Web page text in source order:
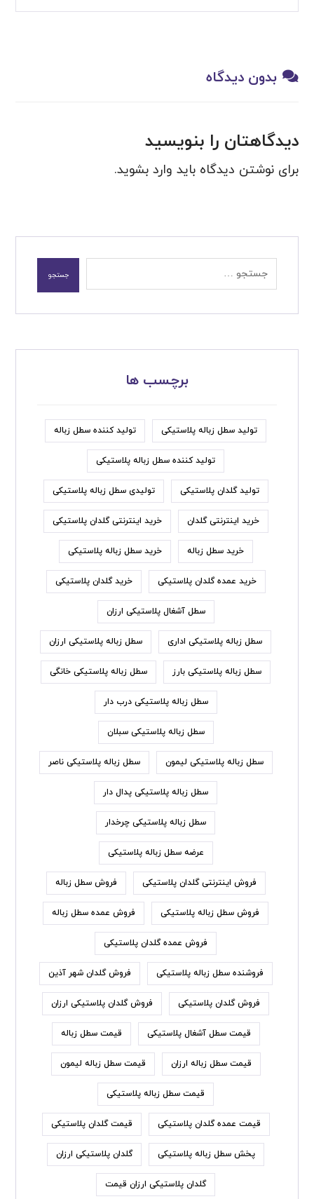
بدون دیدگاه
دیدگاهتان را بنویسید
برای نوشتن دیدگاه باید وارد بشوید.
برچسب ها
تولید سطل زباله پلاستیکی تولید کننده سطل زباله
تولید کننده سطل زباله پلاستیکی
تولید گلدان پلاستیکی تولیدی سطل زباله پلاستیکی
خرید اینترنتی گلدان خرید اینترنتی گلدان پلاستیکی
خرید سطل زباله خرید سطل زباله پلاستیکی
خرید عمده گلدان پلاستیکی خرید گلدان پلاستیکی
سطل آشغال پلاستیکی ارزان
سطل زباله پلاستیکی اداری سطل زباله پلاستیکی ارزان
سطل زباله پلاستیکی بارز سطل زباله پلاستیکی خانگی
سطل زباله پلاستیکی درب دار
سطل زباله پلاستیکی سبلان
سطل زباله پلاستیکی لیمون سطل زباله پلاستیکی ناصر
سطل زباله پلاستیکی پدال دار
سطل زباله پلاستیکی چرخدار
عرضه سطل زباله پلاستیکی
فروش اینترنتی گلدان پلاستیکی فروش سطل زباله
فروش سطل زباله پلاستیکی فروش عمده سطل زباله
فروش عمده گلدان پلاستیکی
فروشنده سطل زباله پلاستیکی فروش گلدان شهر آذین
فروش گلدان پلاستیکی فروش گلدان پلاستیکی ارزان
قیمت سطل آشغال پلاستیکی قیمت سطل زباله
قیمت سطل زباله ارزان قیمت سطل زباله لیمون
قیمت سطل زباله پلاستیکی
قیمت عمده گلدان پلاستیکی قیمت گلدان پلاستیکی
پخش سطل زباله پلاستیکی گلدان پلاستیکی ارزان
گلدان پلاستیکی ارزان قیمت